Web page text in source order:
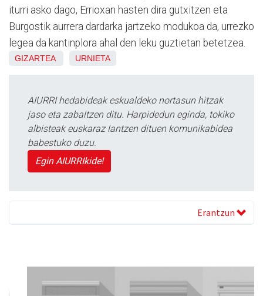
iturri asko dago, Errioxan hasten dira gutxitzen eta
Burgostik aurrera dardarka jartzeko modukoa da, urrezko
legea da kantinplora ahal den leku guztietan betetzea.
GIZARTEA URNIETA
AIURRI hedabideak eskualdeko nortasun hitzak
jaso eta zabaltzen ditu. Harpidedun eginda, tokiko
albisteak euskaraz lantzen dituen komunikabidea
babestuko duzu.
Egin AIURRIkide!
Erantzun